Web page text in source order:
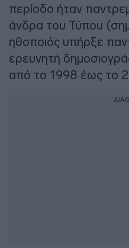
περίοδο ήταν
άνδρα του Τύπου
ηθοποιός υπήρξε
ερευνητή
από το 1998 έως το